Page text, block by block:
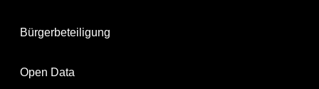
Bürgerbeteiligung
Open Data